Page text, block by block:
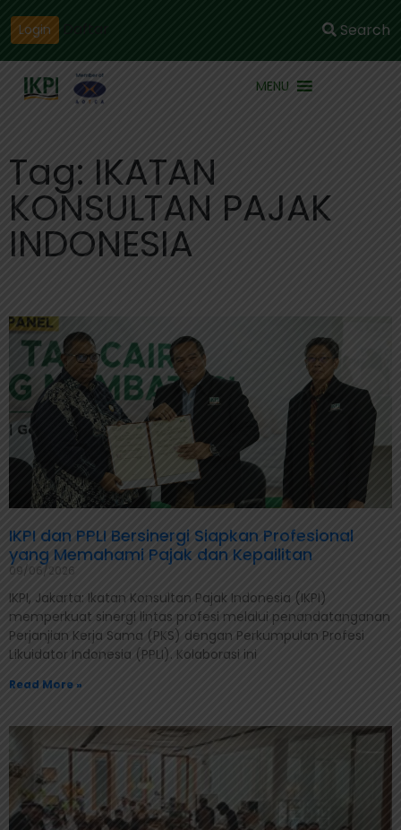
Login Search
MENU
Tag: IKATAN
KONSULTAN PAJAK
INDONESIA
IKPI dan PPLI Bersinergi Siapkan Profesional
yang Memahami Pajak dan Kepailitan
09/06/2026
IKPI, Jakarta: Ikatan Konsultan Pajak Indonesia (IKPI)
memperkuat sinergi lintas profesi melalui penandatanganan
Perjanjian Kerja Sama (PKS) dengan Perkumpulan Profesi
Likuidator Indonesia (PPLI). Kolaborasi ini
Read More »